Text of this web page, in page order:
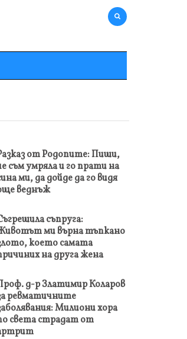
от Родопите: Пиши,
съм умряла и го прати на
ми, да дойде да го видя
веднъж
съпруга:
ми върна тъпкано
което самата
на друга жена
д-р Златимир Коларов
ревматичните
Милиони хора
света страдат от